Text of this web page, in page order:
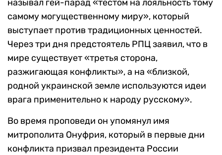
называл гей-парад «тестом на лояльность тому
самому могущественному миру», который
выступает против традиционных ценностей.
Через три дня предстоятель РПЦ заявил, что в
мире существует «третья сторона,
разжигающая конфликты», а на «близкой,
родной украинской земле используются идеи
врага применительно к народу русскому».
Во время проповеди он упомянул имя
митрополита Онуфрия, который в первые дни
конфликта призвал президента России